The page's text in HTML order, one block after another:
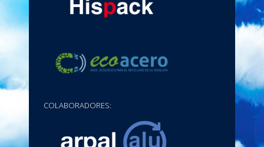
COLABORADORES: